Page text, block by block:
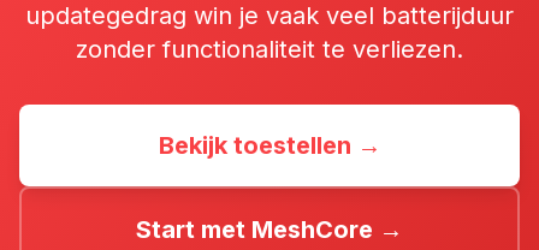
updategedrag win je vaak veel batterijduur
zonder functionaliteit te verliezen.
Bekijk toestellen →
Start met MeshCore →